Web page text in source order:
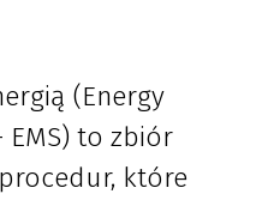
(Energy
EMS) to zbiór
które